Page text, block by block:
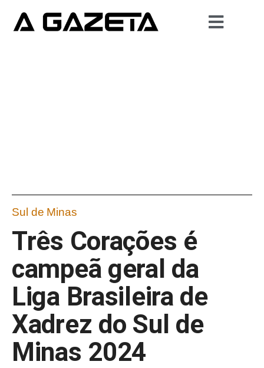
Sul de Minas
Três Corações é
campeã geral da
Liga Brasileira de
Xadrez do Sul de
Minas 2024